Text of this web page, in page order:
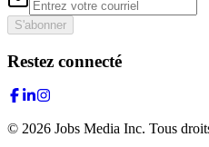
S'abonner
Restez connecté
© 2026 Jobs Media Inc. Tous